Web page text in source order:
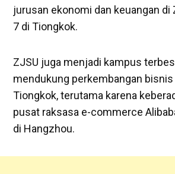
jurusan ekonomi dan keuangan di
7 di Tiongkok.
ZJSU juga menjadi kampus
mendukung perkembangan
Tiongkok, terutama karena
pusat raksasa e-commerce
di Hangzhou.